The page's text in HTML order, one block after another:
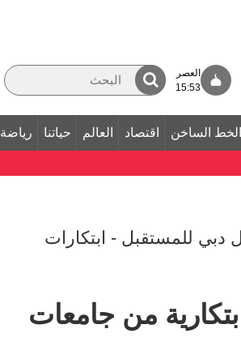
العصر
15:53
الخط الساخن اقتصاد العالم حياتنا رياضة
دبي للمستقبل - ابتكارات
ابتكارية من جامعات